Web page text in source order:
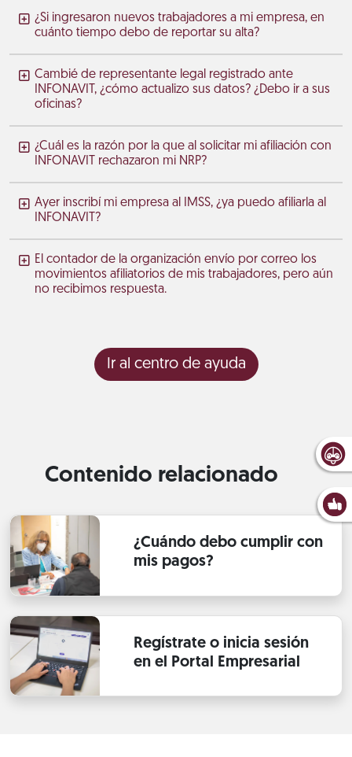
¿Si ingresaron nuevos trabajadores a mi empresa, en
cuánto tiempo debo de reportar su alta?
Cambié de representante legal registrado ante
INFONAVIT, ¿cómo actualizo sus datos? ¿Debo ir a sus
oficinas?
¿Cuál es la razón por la que al solicitar mi afiliación con
INFONAVIT rechazaron mi NRP?
Ayer inscribí mi empresa al IMSS, ¿ya puedo afiliarla al
INFONAVIT?
El contador de la organización envío por correo los
movimientos afiliatorios de mis trabajadores, pero aún
no recibimos respuesta.
Ir al centro de ayuda
Contenido relacionado
¿Cuándo debo cumplir con
mis pagos?
Regístrate o inicia sesión
en el Portal Empresarial